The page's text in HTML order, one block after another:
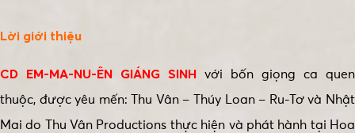
Lời giới thiệu
CD EM-MA-NU-ÊN GIÁNG SINH
với bốn giọng ca quen
thuộc, được yêu mến: Thu Vân – Thúy Loan – Ru-Tơ và Nhật
Mai do Thu Vân Productions thực hiện và phát hành tại Hoa